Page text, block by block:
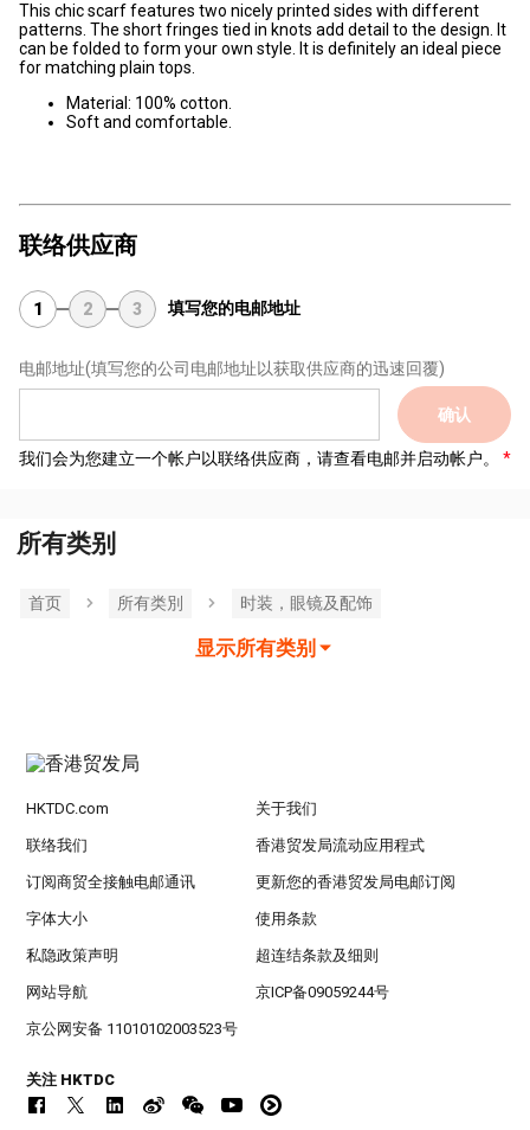
This chic scarf features two nicely printed sides with different
patterns. The short fringes tied in knots add detail to the design. It
can be folded to form your own style. It is definitely an ideal piece
for matching plain tops.
Material: 100% cotton.
Soft and comfortable.
联络供应商
1 2 3 填写您的电邮地址
电邮地址(填写您的公司电邮地址以获取供应商的迅速回覆)
确认
我们会为您建立一个帐户以联络供应商，请查看电邮并启动帐户。
所有类别
首页 所有类別 时装，眼镜及配饰
显示所有类别
HKTDC.com 关于我们
联络我们 香港贸发局流动应用程式
订阅商贸全接触电邮通讯 更新您的香港贸发局电邮订阅
字体大小 使用条款
私隐政策声明 超连结条款及细则
网站导航 京ICP备09059244号
京公网安备 11010102003523号
关注 HKTDC